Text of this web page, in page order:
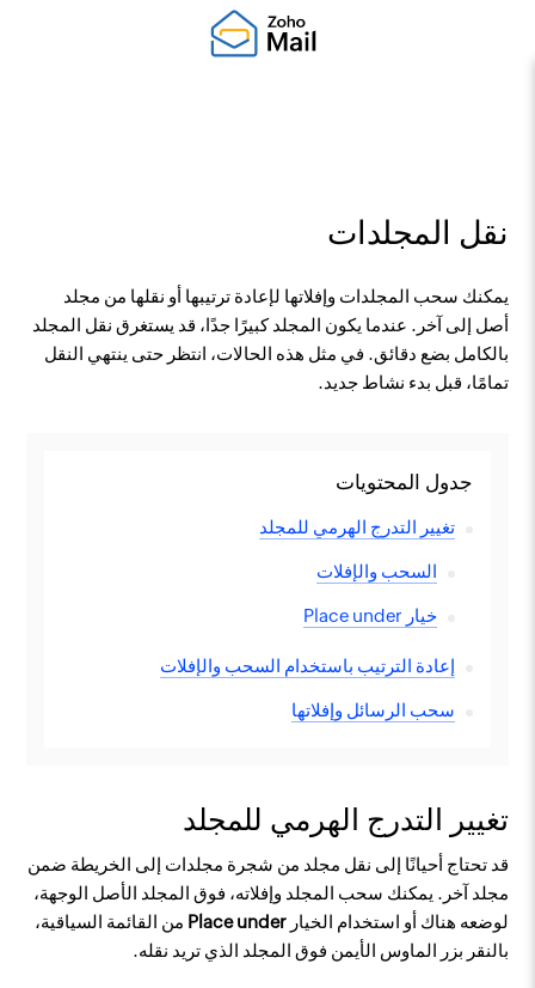
نقل المجلدات
يمكنك سحب المجلدات وإفلاتها لإعادة ترتيبها أو نقلها من مجلد
أصل إلى آخر. عندما يكون المجلد كبيرًا جدًا، قد يستغرق نقل المجلد
بالكامل بضع دقائق. في مثل هذه الحالات، انتظر حتى ينتهي النقل
تمامًا، قبل بدء نشاط جديد.
جدول المحتويات
تغيير التدرج الهرمي للمجلد
السحب والإفلات
خيار Place under
إعادة الترتيب باستخدام السحب والإفلات
سحب الرسائل وإفلاتها
تغيير التدرج الهرمي للمجلد
قد تحتاج أحيانًا إلى نقل مجلد من شجرة مجلدات إلى الخريطة ضمن
مجلد آخر. يمكنك سحب المجلد وإفلاته، فوق المجلد الأصل الوجهة،
لوضعه هناك أو استخدام الخيارPlace under من القائمة السياقية،
بالنقر بزر الماوس الأيمن فوق المجلد الذي تريد نقله.